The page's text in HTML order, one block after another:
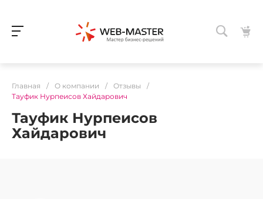
Главная / О компании / Отзывы
/
Тауфик Нурпеисов Хайдарович
Тауфик Нурпеисов
Хайдарович